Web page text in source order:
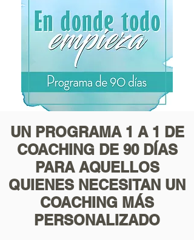
UN PROGRAMA 1 A 1 DE
COACHING DE 90 DÍAS
PARA AQUELLOS
QUIENES NECESITAN UN
COACHING MÁS
PERSONALIZADO